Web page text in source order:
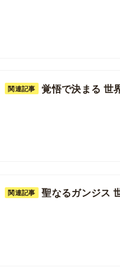
関連記事 覚悟で決まる 世
関連記事 聖なるガンジス